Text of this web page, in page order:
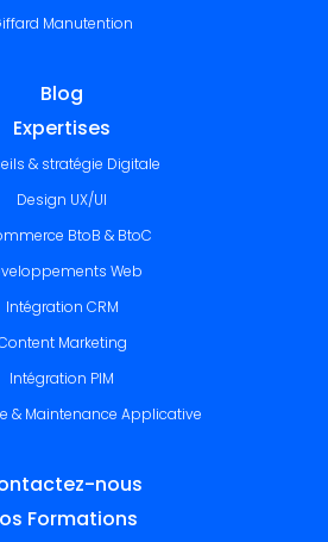
Manutention
Blog
Expertises
& stratégie Digitale
Design UX/UI
BtoB & BtoC
Web
Intégration CRM
Marketing
Intégration PIM
& Maintenance Applicative
nous
Formations